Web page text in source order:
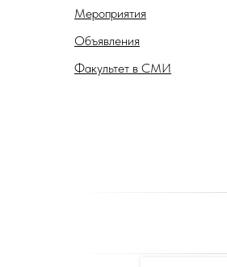
Мероприятия
Объявления
Факультет в СМИ